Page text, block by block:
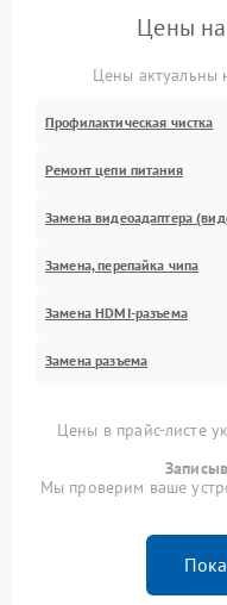
Цены на
Цены актуальны
Профилактическая чистка
Ремонт цепи питания
Замена видеоадаптера
Замена, перепайка чипа
Замена HDMI-разъема
Замена разъема
Цены в прайс-листе
Мы проверим ваше